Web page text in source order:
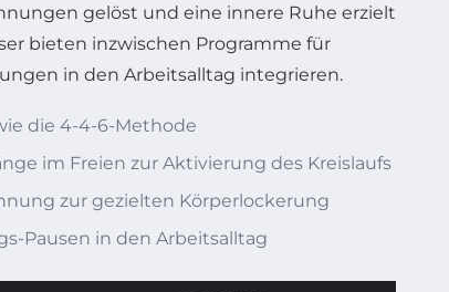
gelöst und eine innere Ruhe erzielt
bieten inzwischen Programme für
in den Arbeitsalltag integrieren.
die 4-4-6-Methode
im Freien zur Aktivierung des Kreislaufs
zur gezielten Körperlockerung
Pausen in den Arbeitsalltag